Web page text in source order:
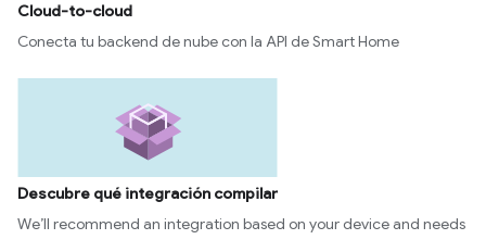
Cloud-to-cloud
Conecta tu backend de nube con la API de Smart Home
Descubre qué integración compilar
We’ll recommend an integration based on your device and needs